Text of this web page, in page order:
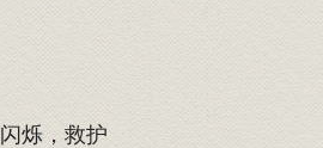
烁，救护